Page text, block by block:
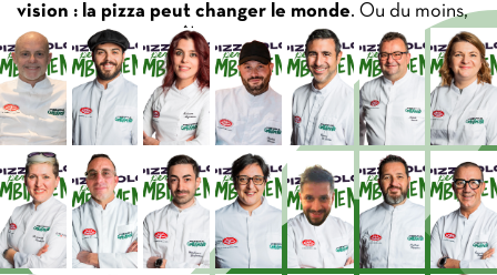
vision : la pizza peut changer le monde. Ou du moins,
commencer par sa pâte.